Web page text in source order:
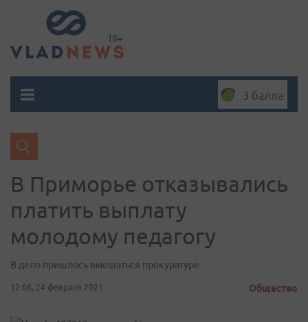
3 балла
В Приморье отказывались
платить выплату
молодому педагогу
В дело пришлось вмешаться прокуратуре
12:06, 24 февраля 2021 Общество